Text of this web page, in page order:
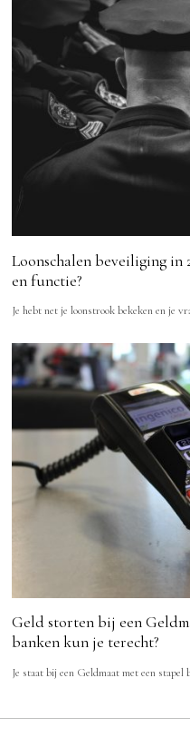
Loonschalen beveiliging in
en functie?
Je hebt net je loonstrook bekeken en je
Geld storten bij een
banken kun je terecht?
Je staat bij een Geldmaat met een